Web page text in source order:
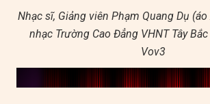
Nhạc sĩ, Giảng viên Phạm Quang Dụ
nhạc Trường Cao Đẳng VHNT Tây
Vov3​​​​​